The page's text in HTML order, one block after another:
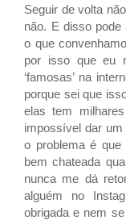
Seguir de volta
não. E disso pode
o que
por isso que eu
‘famosas’ na
porque sei que
elas tem
impossível dar
o problema é
bem chateada
nunca me dá
alguém no
obrigada e nem